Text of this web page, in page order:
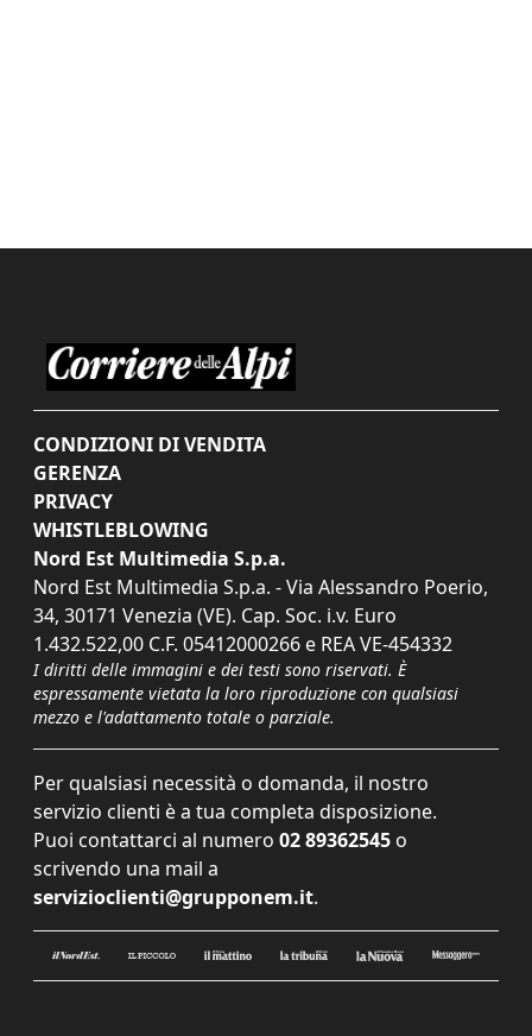
CONDIZIONI DI VENDITA
GERENZA
PRIVACY
WHISTLEBLOWING
Nord Est Multimedia S.p.a.
Nord Est Multimedia S.p.a. - Via Alessandro Poerio,
34, 30171 Venezia (VE). Cap. Soc. i.v. Euro
1.432.522,00 C.F. 05412000266 e REA VE-454332
I diritti delle immagini e dei testi sono riservati. È
espressamente vietata la loro riproduzione con qualsiasi
mezzo e l'adattamento totale o parziale.
Per qualsiasi necessità o domanda, il nostro
servizio clienti è a tua completa disposizione.
Puoi contattarci al numero 02 89362545 o
scrivendo una mail a
servizioclienti@grupponem.it.